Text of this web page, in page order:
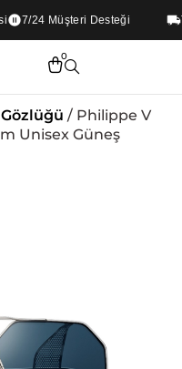
7/24 Müşteri Desteği
0
/ Philippe V
Unisex Güneş